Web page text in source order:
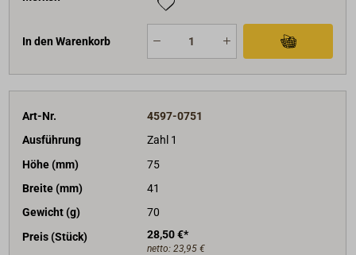
In den Warenkorb
Art-Nr.
4597-0751
Ausführung
Zahl 1
Höhe (mm)
75
Breite (mm)
41
Gewicht (g)
70
Preis (Stück)
28,50 €*
netto: 23,95 €